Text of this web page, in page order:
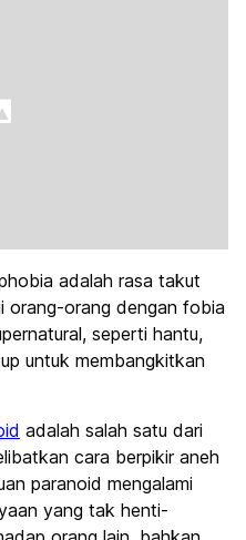
adalah rasa takut
orang-orang dengan fobia
seperti hantu,
untuk membangkitkan
adalah salah satu dari
cara berpikir aneh
paranoid mengalami
yang tak henti-